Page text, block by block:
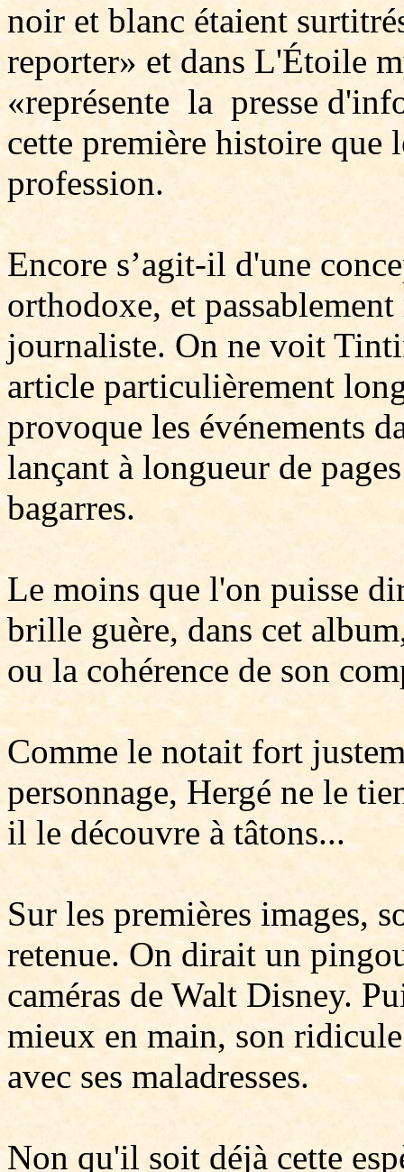
noir et blanc étaient
reporter» et dans L'Étoile
«représente la presse
cette première histoire que
profession.
Encore s’agit-il d'une
orthodoxe, et
journaliste. On ne voit
article particulièrement
provoque les événements
lançant à longueur de
bagarres.
Le moins que l'on puisse
brille guère, dans cet
ou la cohérence de son
Comme le notait fort
personnage, Hergé ne le
il le découvre à tâtons...
Sur les premières images,
retenue. On dirait un
caméras de Walt Disney.
mieux en main, son
avec ses maladresses.
Non qu'il soit déjà cette